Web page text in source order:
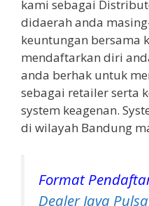
kami sebagai
didaerah anda
keuntungan bersama
mendaftarkan diri
anda berhak untuk
sebagai retailer serta
system keagenan.
di wilayah Bandung
Format
Dealer Java Pulsa